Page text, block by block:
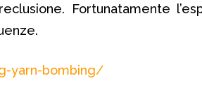
Fortunatamente
yarn-bombing/